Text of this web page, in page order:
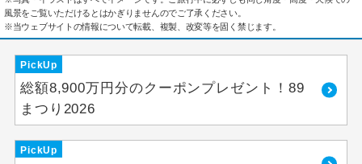
風景をご覧いただけるとはかぎりませんのでご了承ください。
※当ウェブサイトの情報について転載、複製、改変等を固く禁じます。
PickUp
総額8,900万円分のクーポンプレゼント！89
まつり2026
PickUp